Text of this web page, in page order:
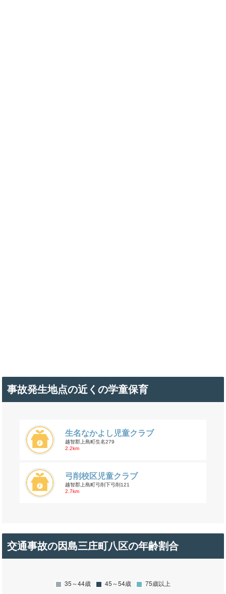
事故発生地点の近くの学童保育
生名なかよし児童クラブ
越智郡上島町生名279
2.2km
弓削校区児童クラブ
越智郡上島町弓削下弓削121
2.7km
交通事故の因島三庄町八区の年齢割合